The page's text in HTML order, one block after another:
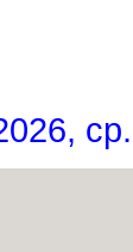
ср.